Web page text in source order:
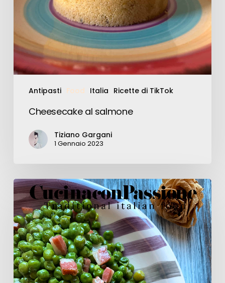
Antipasti Food Italia Ricette di TikTok
Cheesecake al salmone
Tiziano Gargani
1 Gennaio 2023
Piselli
e
pancetta